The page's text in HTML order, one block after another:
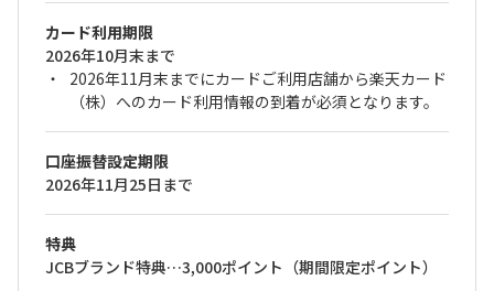
カード利用期限
2026年10月末まで
2026年11月末までにカードご利用店舗から楽天カード
（株）へのカード利用情報の到着が必須となります。
口座振替設定期限
2026年11月25日まで
特典
JCBブランド特典…3,000ポイント（期間限定ポイント）